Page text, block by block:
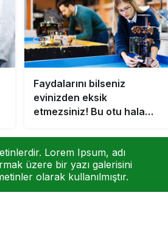
Faydalarını bilseniz
evinizden eksik
etmezsiniz! Bu otu hala
Lorem Ipsum, adı
üzere bir yazı galerisini
olarak kullanılmıştır.